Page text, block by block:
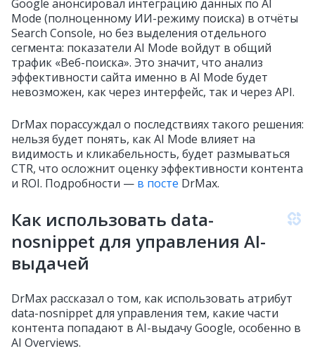
Google анонсировал интеграцию данных по AI
Mode (полноценному ИИ-режиму поиска) в отчёты
Search Console, но без выделения отдельного
сегмента: показатели AI Mode войдут в общий
трафик «Веб-поиска». Это значит, что анализ
эффективности сайта именно в AI Mode будет
невозможен, как через интерфейс, так и через API.
DrMax порассуждал о последствиях такого решения:
нельзя будет понять, как AI Mode влияет на
видимость и кликабельность, будет размываться
CTR, что осложнит оценку эффективности контента
и ROI. Подробности — в посте DrMax.
Как использовать data-
nosnippet для управления AI-
выдачей
DrMax рассказал о том, как использовать атрибут
data-nosnippet для управления тем, какие части
контента попадают в AI-выдачу Google, особенно в
AI Overviews.